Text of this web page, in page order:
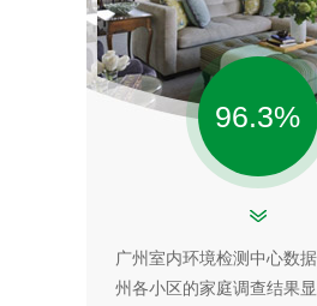
96.3%
广州室内环境检测中心数
州各小区的家庭调查结果